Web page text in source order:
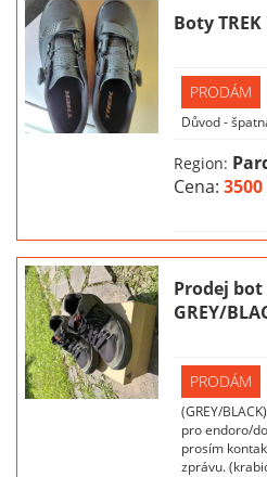
Boty
PRODÁM
Důvod -
Region:
Cena:3500
Prodej bot
GREY/
PRODÁM
(GREY/
pro endoro/
prosím
zprávu.